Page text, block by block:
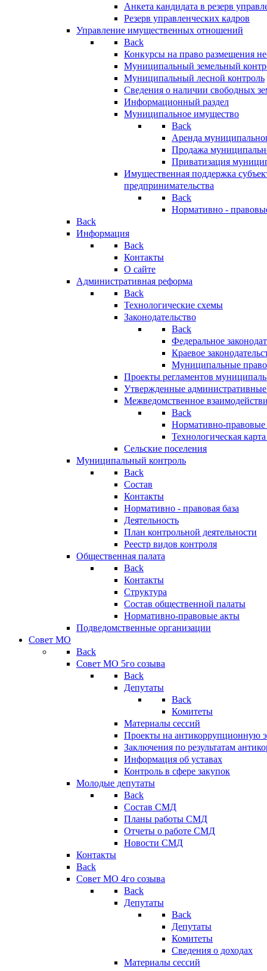
Анкета кандидата в резерв
Резерв управленческих кадров
Управление имущественных отношений
Back
Конкурсы на право размещения
Муниципальный земельный
Муниципальный лесной контроль
Сведения о наличии свободных
Информационный раздел
Муниципальное имущество
Back
Аренда
Продажа
Приватизация
Имущественная поддержка
предпринимательства
Back
Нормативно -
Back
Информация
Back
Контакты
О сайте
Административная реформа
Back
Технологические схемы
Законодательство
Back
Федеральное
Краевое
Муниципальные
Проекты регламентов
Утвержденные
Межведомственное
Back
Нормативно-правовые
Технологическая
Сельские поселения
Муниципальный контроль
Back
Состав
Контакты
Нормативно - правовая база
Деятельность
План контрольной деятельности
Реестр видов контроля
Общественная палата
Back
Контакты
Структура
Состав общественной палаты
Нормативно-правовые акты
Подведомственные организации
Совет МО
Back
Совет МО 5го созыва
Back
Депутаты
Back
Комитеты
Материалы сессий
Проекты на антикоррупционную
Заключения по результатам
Информация об уставах
Контроль в сфере закупок
Молодые депутаты
Back
Состав СМД
Планы работы СМД
Отчеты о работе СМД
Новости СМД
Контакты
Back
Совет МО 4го созыва
Back
Депутаты
Back
Депутаты
Комитеты
Сведения о доходах
Материалы сессий